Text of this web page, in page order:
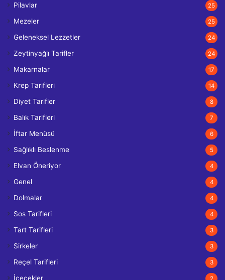
Pilavlar 25
Mezeler 25
Geleneksel Lezzetler 24
Zeytinyağlı Tarifler 24
Makarnalar 17
Krep Tarifleri 14
Diyet Tarifler 8
Balık Tarifleri 7
İftar Menüsü 6
Sağlıklı Beslenme 5
Elvan Öneriyor 4
Genel 4
Dolmalar 4
Sos Tarifleri 4
Tart Tarifleri 3
Sirkeler 3
Reçel Tarifleri 3
İçecekler 2